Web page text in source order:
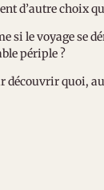
d’autre choix
si le voyage se
périple ?
découvrir quoi,